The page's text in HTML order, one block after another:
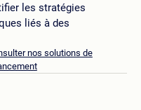
les stratégies
liés à des
nos solutions de